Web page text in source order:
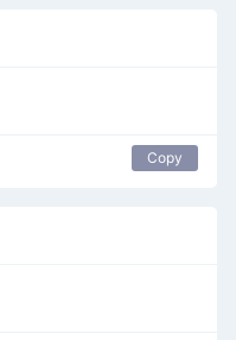
Copy